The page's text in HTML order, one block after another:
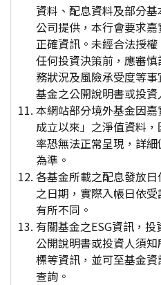
資料、配息資料及部分
公司提供，本行會要求
正確資訊。未經合法授
任何投資決策前，應審
務狀況及風險承受度等
基金之公開說明書或投資
本網站部分境外基金因
成立以來」之淨值資料
率恐無法正常呈現，詳
為準。
各基金所載之配息發放
之日期，實際入帳日依
有所不同。
有關基金之ESG資訊，
公開說明書或投資人須
標等資訊，並可至基金
查詢。